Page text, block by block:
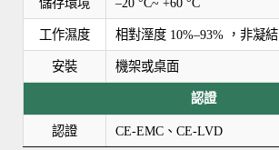
工作濕度 相對溼度 10%–93% ，非凝結
安裝 機架或桌面
認證
認證 CE-EMC、CE-LVD